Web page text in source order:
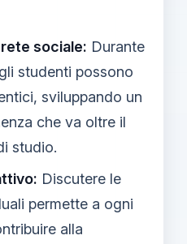
sociale: Durante
studenti possono
sviluppando un
che va oltre il
studio.
Discutere le
permette a ogni
alla